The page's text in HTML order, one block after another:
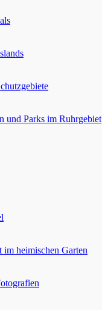
und Parks im Ruhrgebiet
heimischen Garten